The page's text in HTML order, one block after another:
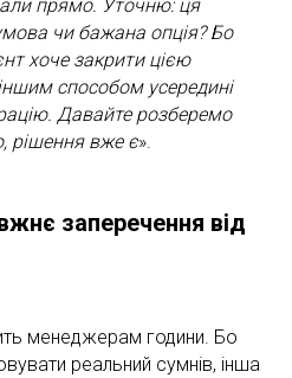
прямо. Уточню: ця
чи бажана опція? Бо
хоче закрити цією
способом усередині
Давайте розберемо
рішення вже є».
заперечення від
менеджерам години. Бо
реальний сумнів, інша